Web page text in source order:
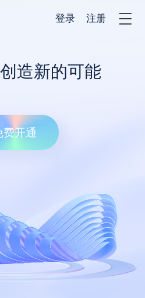
造新的可能
费开通
登录 注册